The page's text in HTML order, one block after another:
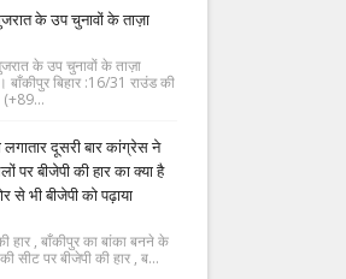
के उप चुनावों के ताज़ा
के उप चुनावों के ताज़ा
बिहार :16/31 राउंड की
लगातार दूसरी बार कांग्रेस ने
पर बीजेपी की हार का क्या है
से भी बीजेपी को पढ़ाया
हार , बाँकीपुर का बांका बनने के
सीट पर बीजेपी की हार , ब...